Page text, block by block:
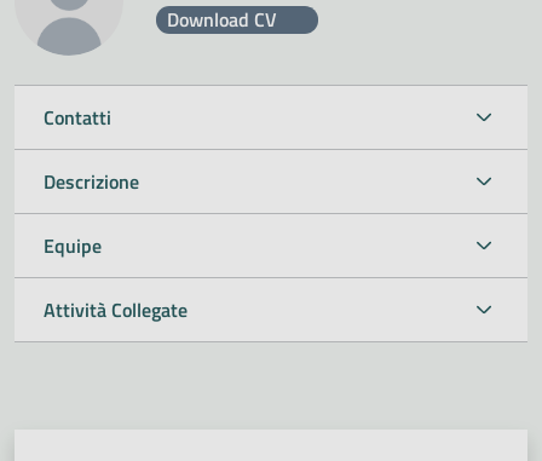
Download CV
Contatti
Descrizione
Equipe
Attività Collegate